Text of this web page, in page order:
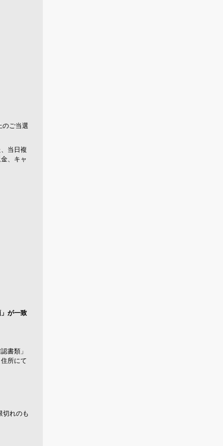
のご当選
当日複
、キャ
が一致
書類」
所にて
切れのも